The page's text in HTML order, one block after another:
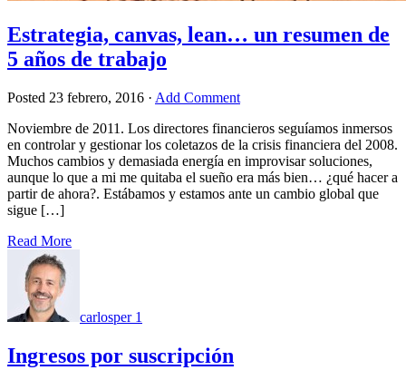
Estrategia, canvas, lean… un resumen de
5 años de trabajo
Posted 23 febrero, 2016 · Add Comment
Noviembre de 2011. Los directores financieros seguíamos inmersos
en controlar y gestionar los coletazos de la crisis financiera del 2008.
Muchos cambios y demasiada energía en improvisar soluciones,
aunque lo que a mi me quitaba el sueño era más bien… ¿qué hacer a
partir de ahora?. Estábamos y estamos ante un cambio global que
sigue […]
Read More
carlosper 1
Ingresos por suscripción